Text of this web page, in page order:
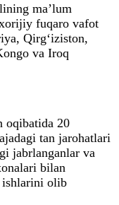
ma’lum
fuqaro vafot
Qirg‘iziston,
va Iroq
oqibatida 20
tan jarohatlari
jabrlanganlar va
bilan
ishlarini olib